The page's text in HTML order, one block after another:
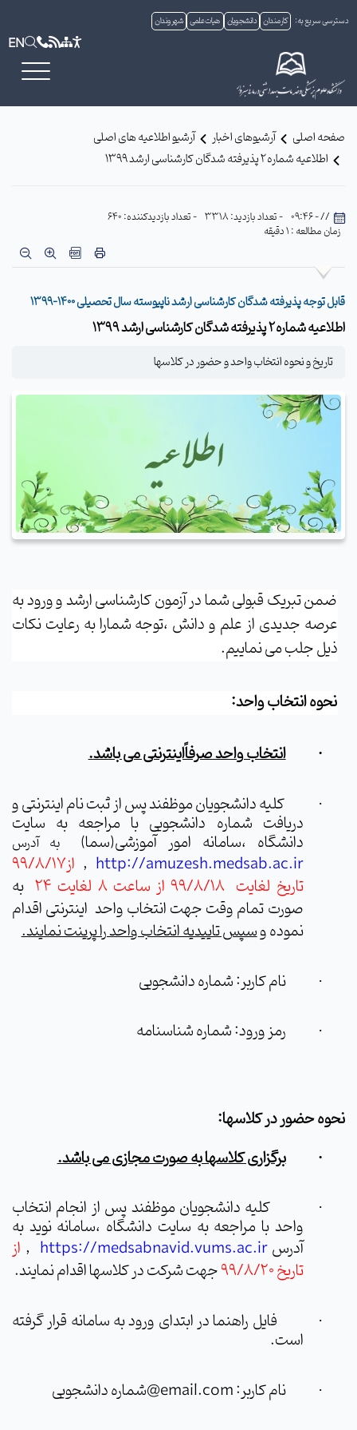
دسترسی سریع به: کارمندان دانشجویان هیات علمی شهروندان
EN
صفحه اصلی آرشیوهای اخبار
آرشیو اطلاعیه های اصلی
اطلاعیه شماره2 پذیرفته شدگان کارشناسی ارشد 1399
// - 09:46 - تعداد بازدید: 3318
- تعداد بازدیدکننده: 640
زمان مطالعه : 1 دقیقه
قابل توجه پذیرفته شدگان کارشناسی ارشد ناپیوسته سال تحصیلی 1400-1399
اطلاعیه شماره2 پذیرفته شدگان کارشناسی ارشد 1399
تاریخ و نحوه انتخاب واحد و حضور در کلاسها
ضمن تبریک قبولی شما در آزمون کارشناسی ارشد و ورود به
عرصه جدیدی از علم و دانش ،توجه شمارا به رعایت نکات
ذیل جلب می نماییم.
نحوه انتخاب واحد:
· انتخاب واحد صرفاًاینترنتی می باشد.
·
کلیه دانشجویان موظفند پس از ثبت نام اینترنتی و
دریافت شماره دانشجویی با مراجعه به سایت
دانشگاه ،سامانه امور آموزشی(سما)
به آدرس
http://amuzesh.medsab.ac.ir
,
از99/8/17
تاریخ لغایت 99/8/18 از ساعت 8 لغایت 24
به
صورت تمام وقت جهت انتخاب واحد اینترنتی اقدام
نموده وسپس تاییدیه انتخاب واحد را پرینت نمایند.
· نام کاربر: شماره دانشجویی
· رمز ورود: شماره شناسنامه
نحوه حضور در کلاسها:
· برگزاری کلاسها به صورت مجازی می باشد.
·
کلیه دانشجویان موظفند پس از انجام انتخاب
واحد با مراجعه به سایت دانشگاه ،سامانه نوید به
آدرس https://medsabnavid.vums.ac.ir
, از
تاریخ 99/8/20
جهت شرکت در کلاسها اقدام نمایند.
·
فایل راهنما در ابتدای ورود به سامانه قرار گرفته
است.
· نام کاربر:email.com@شماره دانشجویی